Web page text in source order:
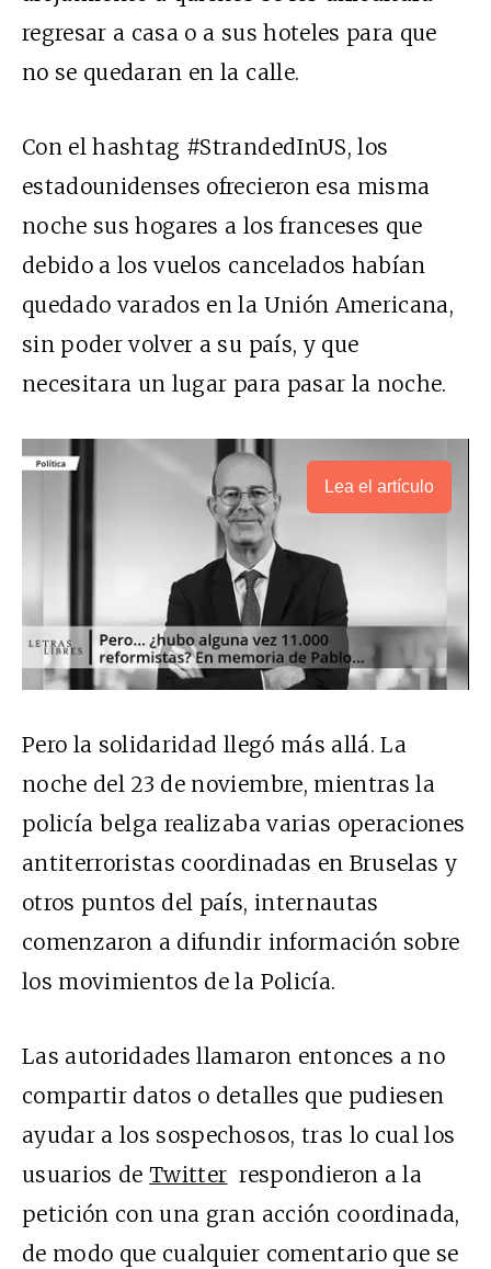
regresar a casa o a sus hoteles para que
no se quedaran en la calle.
Con el hashtag #StrandedInUS, los
estadounidenses ofrecieron esa misma
noche sus hogares a los franceses que
debido a los vuelos cancelados habían
quedado varados en la Unión Americana,
sin poder volver a su país, y que
necesitara un lugar para pasar la noche.
Lea el artículo
Pero la solidaridad llegó más allá. La
noche del 23 de noviembre, mientras la
policía belga realizaba varias operaciones
antiterroristas coordinadas en Bruselas y
otros puntos del país, internautas
comenzaron a difundir información sobre
los movimientos de la Policía.
Las autoridades llamaron entonces a no
compartir datos o detalles que pudiesen
ayudar a los sospechosos, tras lo cual los
usuarios deTwitter respondieron a la
petición con una gran acción coordinada,
de modo que cualquier comentario que se